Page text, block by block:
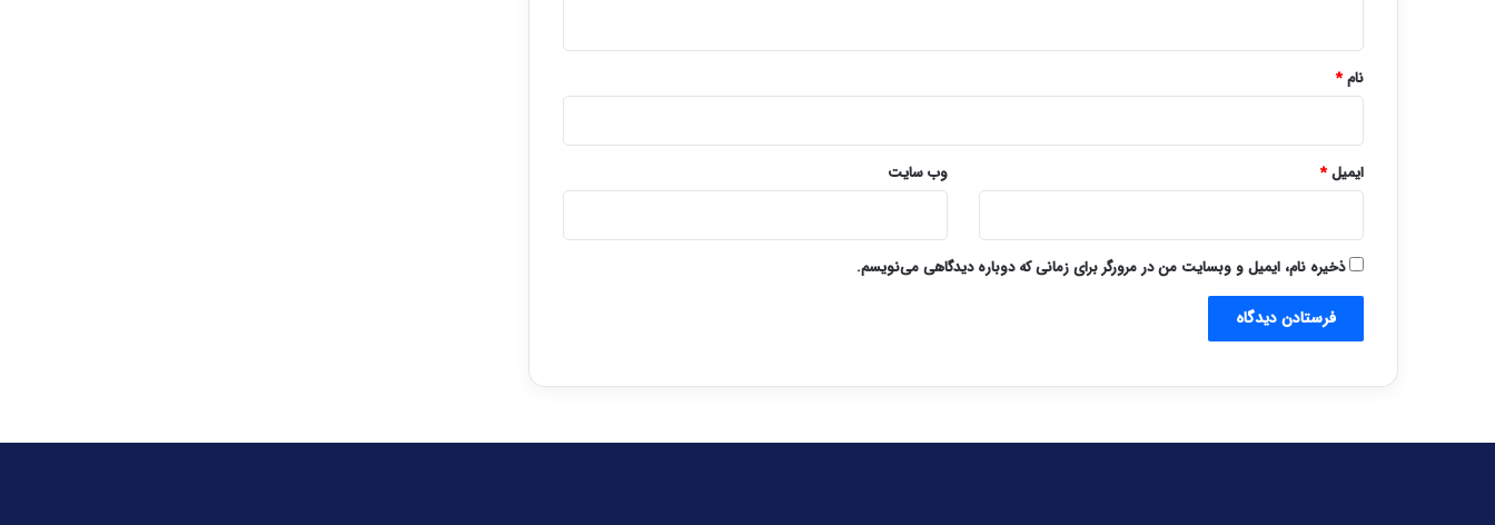
نام*
ایمیل* وب‌ سایت
ذخیره نام، ایمیل و وبسایت من در مرورگر برای زمانی که دوباره دیدگاهی می‌نویسم.